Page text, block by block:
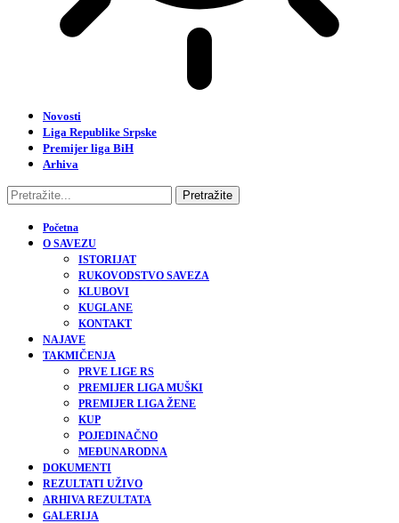
Novosti
Liga Republike Srpske
Premijer liga BiH
Arhiva
Početna
O SAVEZU
ISTORIJAT
RUKOVODSTVO SAVEZA
KLUBOVI
KUGLANE
KONTAKT
NAJAVE
TAKMIČENJA
PRVE LIGE RS
PREMIJER LIGA MUŠKI
PREMIJER LIGA ŽENE
KUP
POJEDINAČNO
MEĐUNARODNA
DOKUMENTI
REZULTATI UŽIVO
ARHIVA REZULTATA
GALERIJA